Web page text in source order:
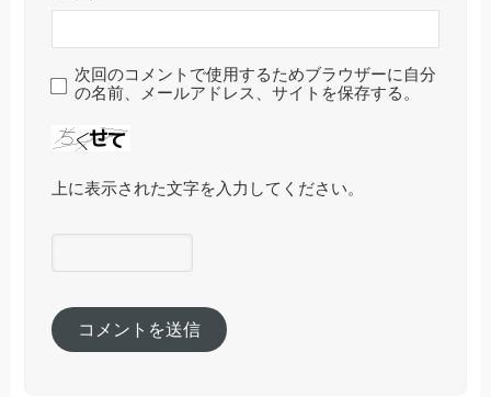
次回のコメントで使用するためブラウザーに自分
の名前、メールアドレス、サイトを保存する。
上に表示された文字を入力してください。